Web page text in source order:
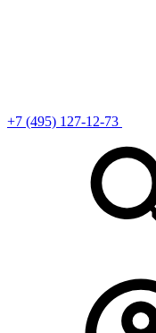
‎+7 (495) 127-12-73